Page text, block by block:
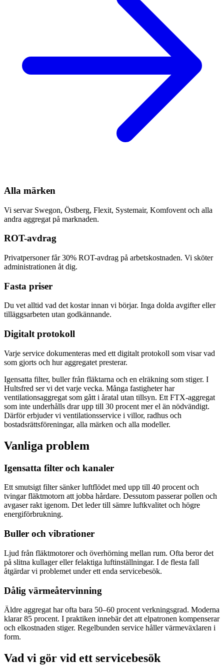
Alla märken
Vi servar Swegon, Östberg, Flexit, Systemair, Komfovent och alla
andra aggregat på marknaden.
ROT-avdrag
Privatpersoner får 30% ROT-avdrag på arbetskostnaden. Vi sköter
administrationen åt dig.
Fasta priser
Du vet alltid vad det kostar innan vi börjar. Inga dolda avgifter eller
tilläggsarbeten utan godkännande.
Digitalt protokoll
Varje service dokumenteras med ett digitalt protokoll som visar vad
som gjorts och hur aggregatet presterar.
Igensatta filter, buller från fläktarna och en elräkning som stiger. I
Hultsfred ser vi det varje vecka. Många fastigheter har
ventilationsaggregat som gått i åratal utan tillsyn. Ett FTX-aggregat
som inte underhålls drar upp till 30 procent mer el än nödvändigt.
Därför erbjuder vi ventilationsservice i villor, radhus och
bostadsrättsföreningar, alla märken och alla modeller.
Vanliga problem
Igensatta filter och kanaler
Ett smutsigt filter sänker luftflödet med upp till 40 procent och
tvingar fläktmotorn att jobba hårdare. Dessutom passerar pollen och
avgaser rakt igenom. Det leder till sämre luftkvalitet och högre
energiförbrukning.
Buller och vibrationer
Ljud från fläktmotorer och överhörning mellan rum. Ofta beror det
på slitna kullager eller felaktiga luftinställningar. I de flesta fall
åtgärdar vi problemet under ett enda servicebesök.
Dålig värmeåtervinning
Äldre aggregat har ofta bara 50–60 procent verkningsgrad. Moderna
klarar 85 procent. I praktiken innebär det att elpatronen kompenserar
och elkostnaden stiger. Regelbunden service håller värmeväxlaren i
form.
Vad vi gör vid ett servicebesök